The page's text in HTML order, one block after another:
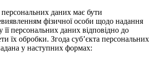
персональних даних має бути
фізичної особи щодо надання
її персональних даних відповідно до
їх обробки. Згода суб’єкта персональних
у наступних формах: